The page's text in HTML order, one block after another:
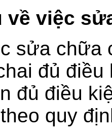
về việc
sửa chữa
đủ
đủ điều
quy